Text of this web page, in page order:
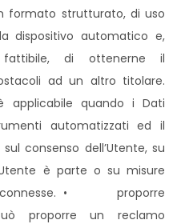
formato strutturato, di uso
dispositivo automatico e,
di ottenerne il
ad un altro titolare.
applicabile quando i Dati
automatizzati ed il
consenso dell’Utente, su
è parte o su misure
connesse. • proporre
proporre un reclamo